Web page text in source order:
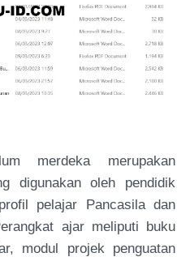
merdeka merupakan
digunakan oleh pendidik
pelajar Pancasila dan
ajar meliputi buku
modul projek penguatan